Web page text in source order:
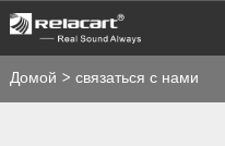
Домой > связаться с нами